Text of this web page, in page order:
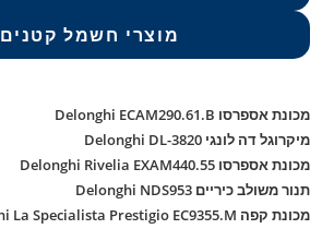
מוצרי חשמל קטנים
מכונת אספרסו Delonghi ECAM290.61.B
מיקרוגל דה לונגי Delonghi DL-3820
מכונת אספרסו Delonghi Rivelia EXAM440.55
תנור משולב כיריים Delonghi NDS953
מכונת קפה Delonghi La Specialista Prestigio EC9355.M